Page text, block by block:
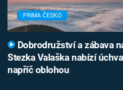
PRIMA ČESKO
Dobrodružství a zábava
Stezka Valaška nabízí
napříč oblohou